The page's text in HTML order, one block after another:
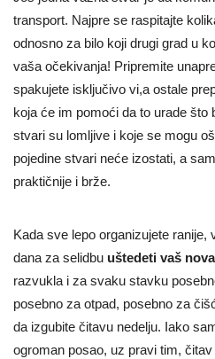
transport. Najpre se raspitajte
odnosno za bilo koji drugi grad u
vaša očekivanja! Pripremite
spakujete isključivo vi,a ostale
koja će im pomoći da to urade što
stvari su lomljive i koje se mogu
pojedine stvari neće izostati, a
praktičnije i brže.
Kada sve lepo organizujete ranije,
dana za selidbu uštedeti vaš
razvukla i za svaku stavku
posebno za otpad, posebno za
da izgubite čitavu nedelju. Iako
ogroman posao, uz pravi tim,